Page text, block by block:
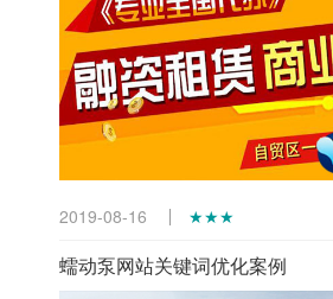
2019-08-16 ★★★
蠕动泵网站关键词优化案例